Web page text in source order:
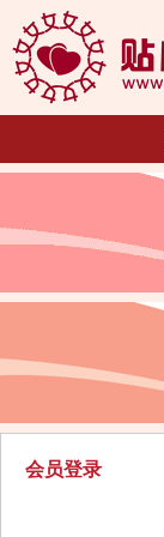
会员登录